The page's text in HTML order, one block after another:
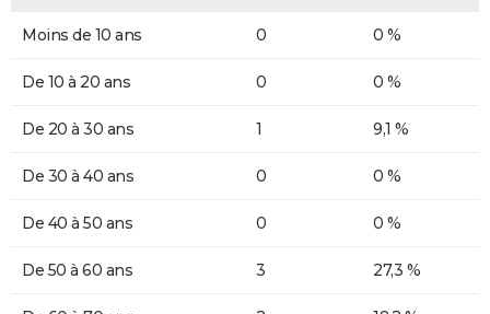
Moins de 10 ans 0 0 %
De 10 à 20 ans 0 0 %
De 20 à 30 ans 1 9,1 %
De 30 à 40 ans 0 0 %
De 40 à 50 ans 0 0 %
De 50 à 60 ans 3 27,3 %